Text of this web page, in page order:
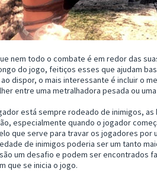
nem todo o combate é em redor das
do jogo, feitiços esses que ajudam
dispor, o mais interessante é incluir o
entre uma metralhadora pesada ou
está sempre rodeado de inimigos,
especialmente quando o jogador
que serve para travar os jogadores por
de inimigos poderia ser um tanto
um desafio e podem ser encontrados
que se inicia o jogo.